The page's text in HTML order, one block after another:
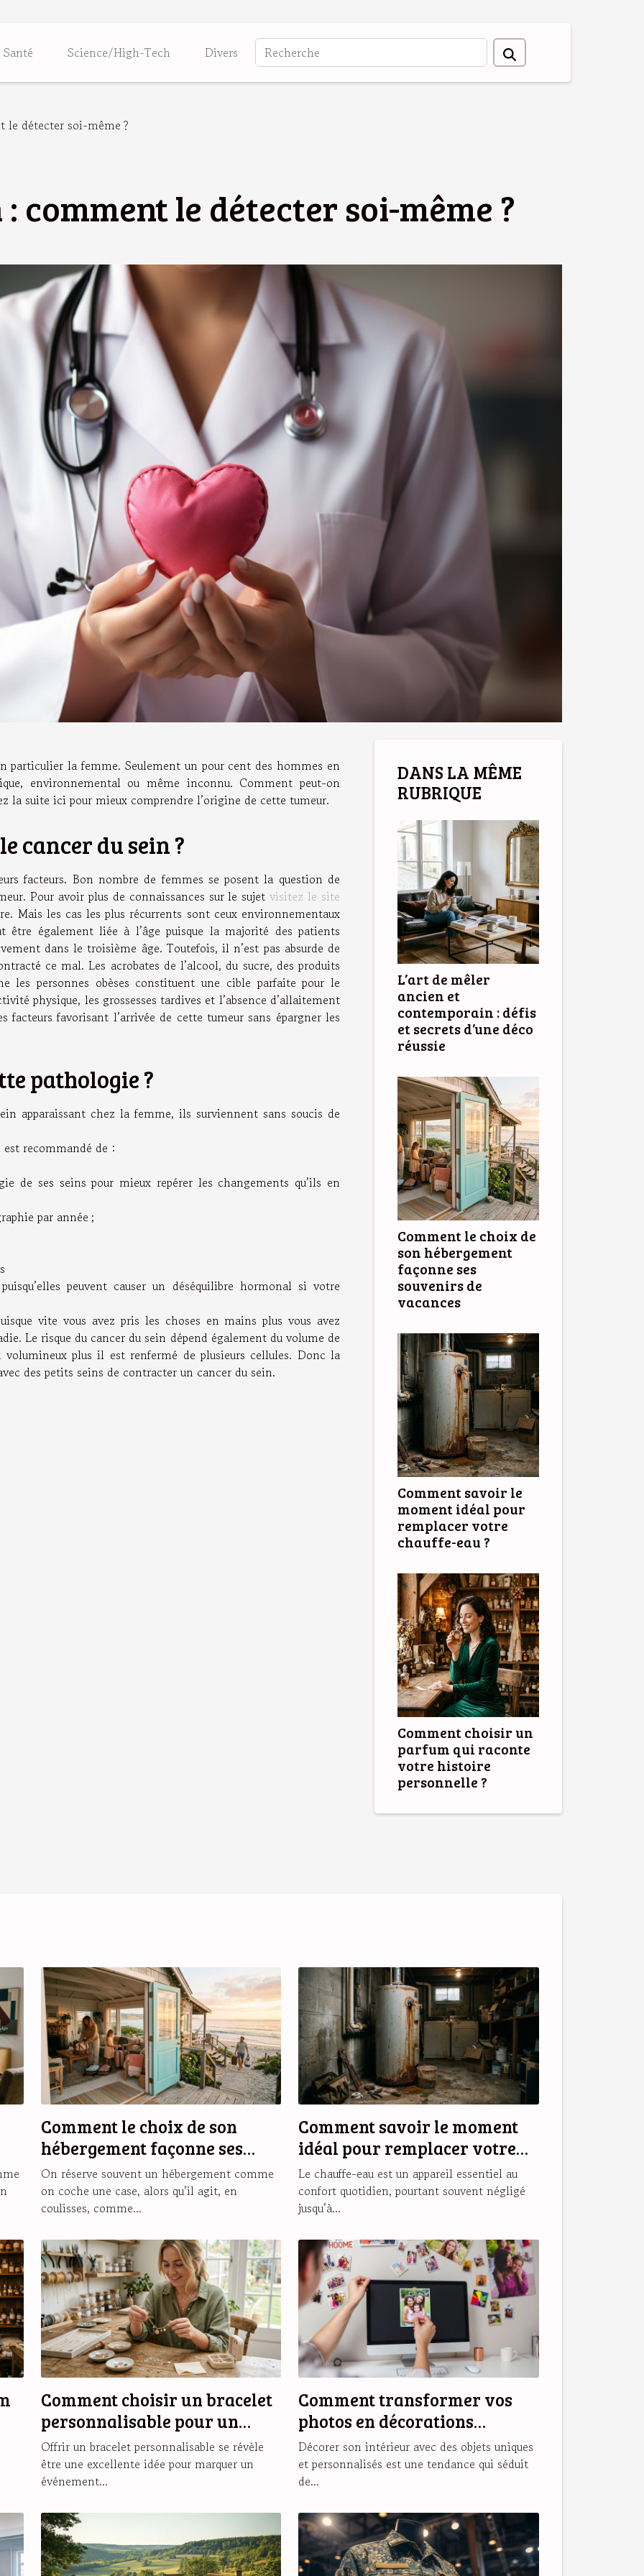
Santé Science/High-Tech Divers
le détecter soi-même ?
comment le détecter soi-même ?
particulier la femme. Seulement un pour cent des hommes en
environnemental ou même inconnu. Comment peut-on
la suite ici pour mieux comprendre l’origine de cette tumeur.
cancer du sein ?
facteurs. Bon nombre de femmes se posent la question de
Pour avoir plus de connaissances sur le sujetvisitez le site
Mais les cas les plus récurrents sont ceux environnementaux
être également liée à l’âge puisque la majorité des patients
dans le troisième âge. Toutefois, il n’est pas absurde de
ce mal. Les acrobates de l’alcool, du sucre, des produits
les personnes obèses constituent une cible parfaite pour le
physique, les grossesses tardives et l’absence d’allaitement
facteurs favorisant l’arrivée de cette tumeur sans épargner les
pathologie ?
apparaissant chez la femme, ils surviennent sans soucis de
recommandé de :
de ses seins pour mieux repérer les changements qu’ils en
par année ;
peuvent causer un déséquilibre hormonal si votre
vite vous avez pris les choses en mains plus vous avez
Le risque du cancer du sein dépend également du volume de
plus il est renfermé de plusieurs cellules. Donc la
des petits seins de contracter un cancer du sein.
DANS LA MÊME
RUBRIQUE
L’art de mêler
ancien et
contemporain : défis
et secrets d’une déco
réussie
Comment le choix de
son hébergement
façonne ses
souvenirs de
vacances
Comment savoir le
moment idéal pour
remplacer votre
chauffe-eau ?
Comment choisir un
parfum qui raconte
votre histoire
personnelle ?
Comment le choix de son
hébergement façonne ses
souvenirs de vacances
On réserve souvent un hébergement comme
on coche une case, alors qu’il agit, en
coulisses, comme...
Comment savoir le moment
idéal pour remplacer votre
chauffe-eau ?
Le chauffe-eau est un appareil essentiel au
confort quotidien, pourtant souvent négligé
jusqu’à...
Comment choisir un bracelet
personnalisable pour un
cadeau unique ?
Offrir un bracelet personnalisable se révèle
être une excellente idée pour marquer un
événement...
Comment transformer vos
photos en décorations
magnétiques originales ?
Décorer son intérieur avec des objets uniques
et personnalisés est une tendance qui séduit
de...